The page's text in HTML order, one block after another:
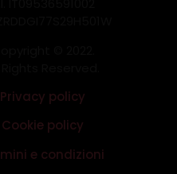
Privacy policy
Cookie policy
e condizioni